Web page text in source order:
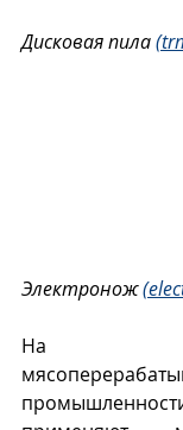
Дисковая пила
Электронож
На